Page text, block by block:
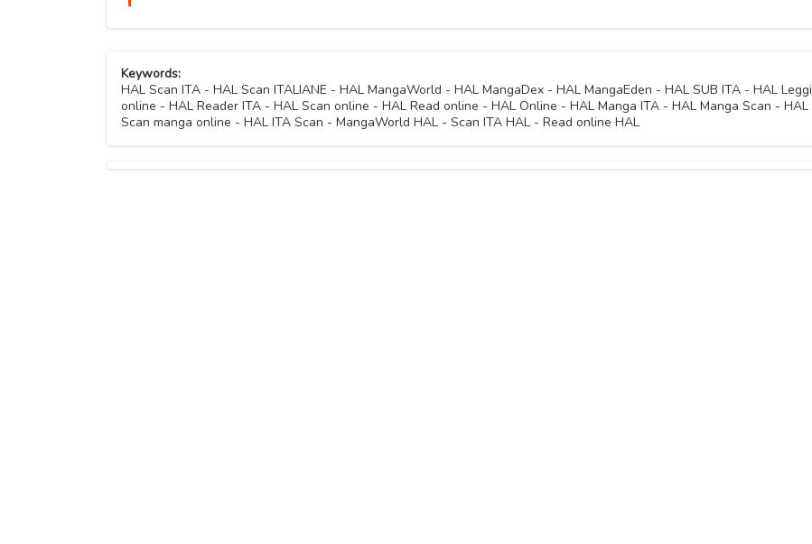
Keywords:
HAL Scan ITA - HAL Scan ITALIANE - HAL MangaWorld - HAL MangaDex - HAL MangaEden - HAL SUB ITA - HAL Leggi
online - HAL Reader ITA - HAL Scan online - HAL Read online - HAL Online - HAL Manga ITA - HAL Manga Scan - HAL
Scan manga online - HAL ITA Scan - MangaWorld HAL - Scan ITA HAL - Read online HAL